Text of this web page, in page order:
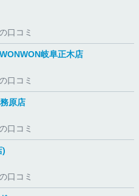
口コミ
岐阜正木店
口コミ
原店
口コミ
)
口コミ